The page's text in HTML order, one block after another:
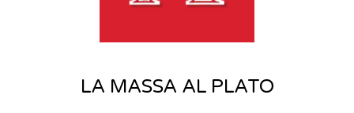
LA MASSA AL PLATO